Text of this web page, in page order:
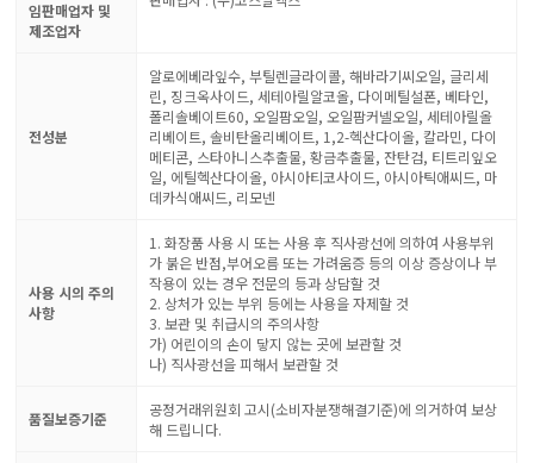
임판매업자 및
제조업자
전성분
알로에베라잎수, 부틸렌글라이콜, 해바라기씨오일, 글리세
린, 징크옥사이드, 세테아릴알코올, 다이메틸설폰, 베타인,
폴리솔베이트60, 오일팜오일, 오일팜커넬오일, 세테아릴올
리베이트, 솔비탄올리베이트, 1,2-헥산다이올, 칼라민, 다이
메티콘, 스타아니스추출물, 황금추출물, 잔탄검, 티트리잎오
일, 에틸헥산다이올, 아시아티코사이드, 아시아틱애씨드, 마
데카식애씨드, 리모넨
사용 시의 주의
사항
1. 화장품 사용 시 또는 사용 후 직사광선에 의하여 사용부위
가 붉은 반점,부어오름 또는 가려움증 등의 이상 증상이나 부
작용이 있는 경우 전문의 등과 상담할 것
2. 상처가 있는 부위 등에는 사용을 자제할 것
3. 보관 및 취급시의 주의사항
가) 어린이의 손이 닿지 않는 곳에 보관할 것
나) 직사광선을 피해서 보관할 것
품질보증기준
공정거래위원회 고시(소비자분쟁해결기준)에 의거하여 보상
해 드립니다.